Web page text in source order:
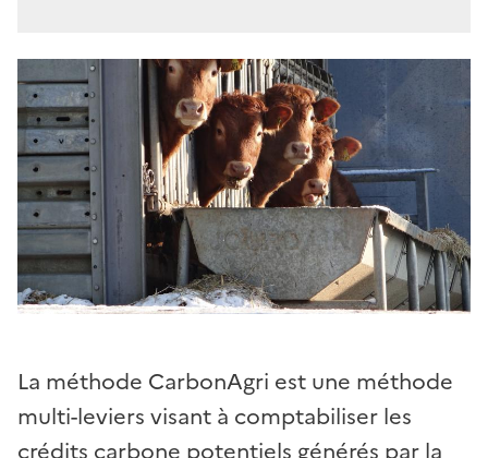
La méthode CarbonAgri est une méthode
multi-leviers visant à comptabiliser les
crédits carbone potentiels générés par la